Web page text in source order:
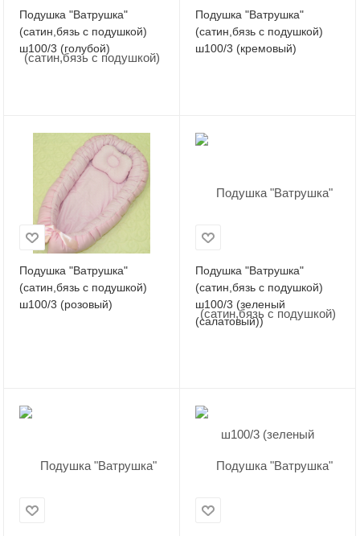
Подушка "Ватрушка"
(сатин,бязь с подушкой)
ш100/3 (голубой)
Подушка "Ватрушка"
(сатин,бязь с подушкой)
ш100/3 (кремовый)
Подушка "Ватрушка"
(сатин,бязь с подушкой)
ш100/3 (розовый)
Подушка "Ватрушка"
(сатин,бязь с подушкой)
ш100/3 (зеленый
(салатовый))